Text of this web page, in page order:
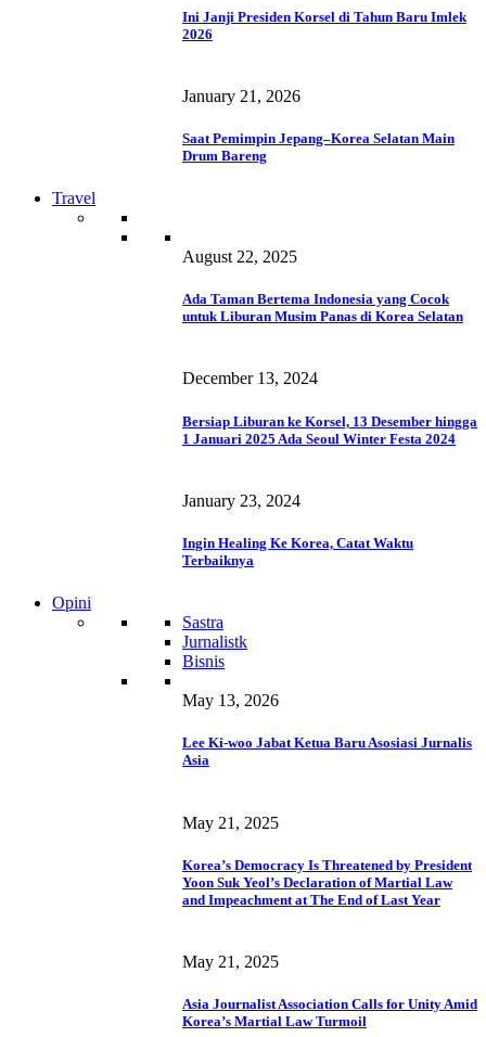
Ini Janji Presiden Korsel di Tahun Baru Imlek
2026
January 21, 2026
Saat Pemimpin Jepang–Korea Selatan Main
Drum Bareng
Travel
August 22, 2025
Ada Taman Bertema Indonesia yang Cocok
untuk Liburan Musim Panas di Korea Selatan
December 13, 2024
Bersiap Liburan ke Korsel, 13 Desember hingga
1 Januari 2025 Ada Seoul Winter Festa 2024
January 23, 2024
Ingin Healing Ke Korea, Catat Waktu
Terbaiknya
Opini
Sastra
Jurnalistk
Bisnis
May 13, 2026
Lee Ki-woo Jabat Ketua Baru Asosiasi Jurnalis
Asia
May 21, 2025
Korea’s Democracy Is Threatened by President
Yoon Suk Yeol’s Declaration of Martial Law
and Impeachment at The End of Last Year
May 21, 2025
Asia Journalist Association Calls for Unity Amid
Korea’s Martial Law Turmoil